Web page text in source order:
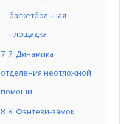
баскетбольная
площадка
7 7. Динамика
отделения неотложной
помощи
8 8. Фэнтези-замок